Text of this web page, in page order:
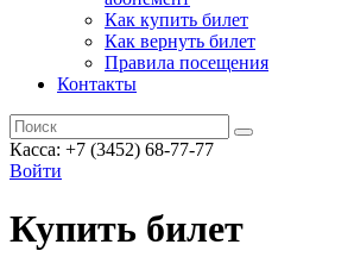
Как купить билет
Как вернуть билет
Правила посещения
Контакты
Касса: +7 (3452) 68-77-77
Войти
Купить билет